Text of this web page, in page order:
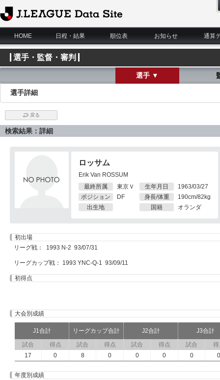
J.League Data Site
HOME
日程・結果 順位表 お知らせ 通算
選手・監督・審判
選手 ▼
選手詳細
戻る
検索結果：詳細
ロッサム
Erik Van ROSSUM
最終所属
東京Ｖ
ポジション
DF
出生地
生年月日
1963/03/27
身長/体重
190cm/82kg
国籍
オランダ
初出場
リーグ戦： 1993 N-2 93/07/31
リーグカップ戦： 1993 YNC-Q-1 93/09/11
初得点
大会別成績
J1合計 リーグカップ合計 J2合計
J3合計
試合
得点 試合 得点 試合 得点 試合
得
17
0 8 0 0 0 0 0
年度別成績